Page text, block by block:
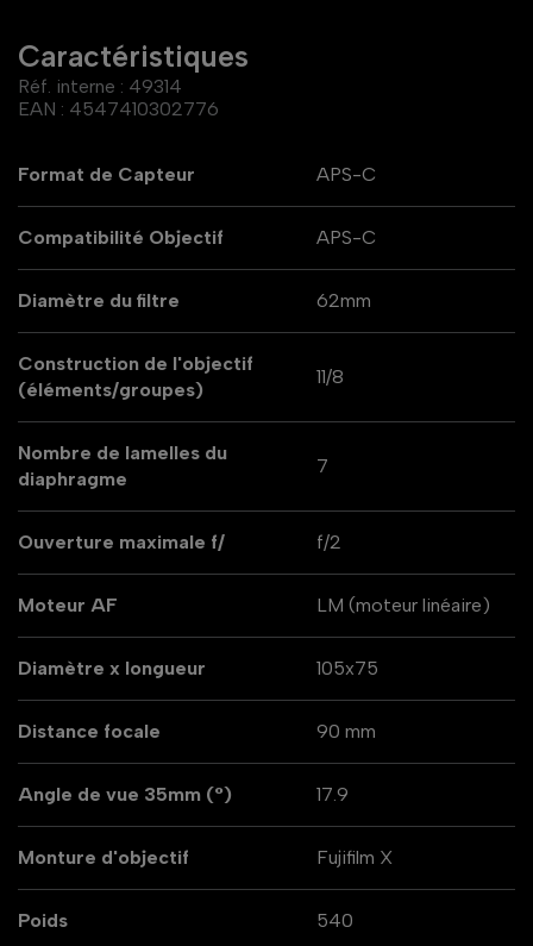
Caractéristiques
Réf. interne : 49314
EAN : 4547410302776
Format de Capteur APS-C
Compatibilité Objectif APS-C
Diamètre du filtre 62mm
Construction de l'objectif
(éléments/groupes)
11/8
Nombre de lamelles du
diaphragme
7
Ouverture maximale f/ f/2
Moteur AF LM (moteur linéaire)
Diamètre x longueur 105x75
Distance focale 90 mm
Angle de vue 35mm (°) 17.9
Monture d'objectif Fujifilm X
Poids 540